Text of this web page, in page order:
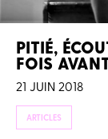
PITIÉ,
FOIS
21 JUIN 2018
ARTICLES